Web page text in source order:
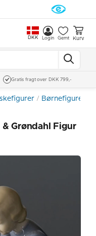
DKK Login Gemt Kurv
Gratis fragt over DKK 799,-
Børnefigurer
& Grøndahl Figur